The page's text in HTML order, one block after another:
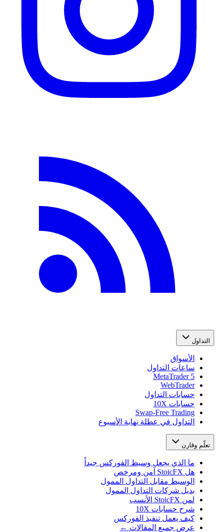
التداول
الأسواق
ساعات التداول
MetaTrader 5
WebTrader
حسابات التداول
حسابات 10X
Swap-Free Trading
التداول في عطلة نهاية الأسبوع
تعلّم وقارن
ما الذي يجعل وسيط الفوركس جيداً
هل StoicFX آمن ومرخص
الوسيط مقابل التداول الممول
بديل شركات التداول الممول
لمن StoicFX الأنسب
شرح حسابات 10X
كيف يعمل تنفيذ الفوركس
عرض جميع المقالات ←